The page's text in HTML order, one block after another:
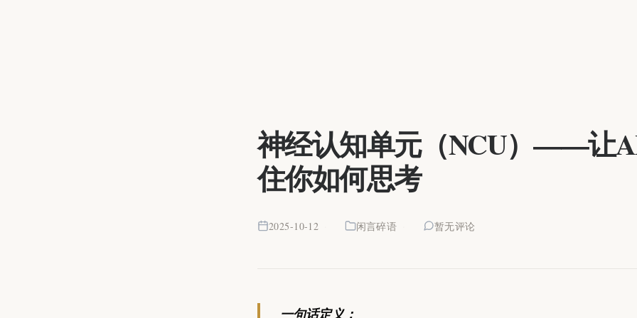
神经认知单元（NCU）——让
住你如何思考
2025-10-12 闲言碎语 暂无评论
一句话定义：